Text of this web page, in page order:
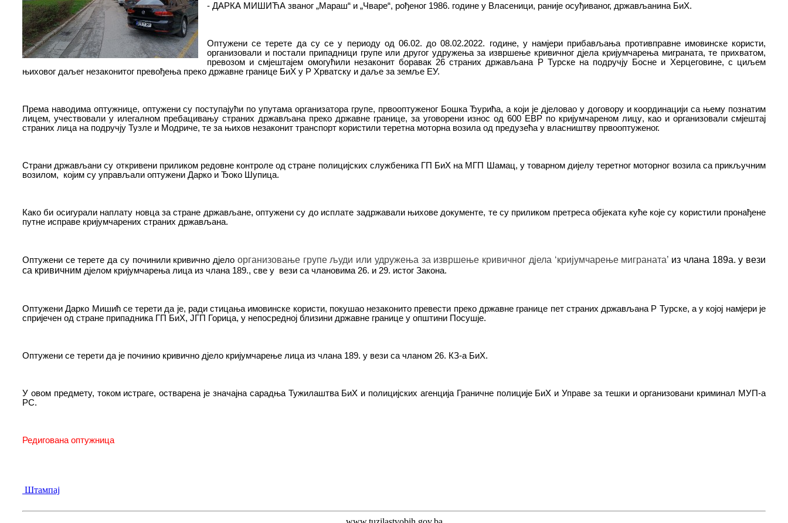
- ДАРКА МИШИЋА званог „Мараш“ и „Чваре“, рођеног 1986. године у Власеници, раније осуђиваног, држављанина БиХ.
Оптужени се терете да су се у периоду од 06.02. до 08.02.2022. године, у намјери прибављања противправне имовинске користи,
организовали и постали припадници групе или другог удружења за извршење кривичног дјела кријумчарења миграната, те прихватом,
превозом и смјештајем омогућили незаконит боравак 26 страних држављана Р Турске на подручју Босне и Херцеговине, с циљем
њиховог даљег незаконитог превођења преко државне границе БиХ у Р Хрватску и даље за земље ЕУ.
Према наводима оптужнице, оптужени су поступајући по упутама организатора групе, првооптуженог Бошка Ђурића, а који је дјеловао у договору и координацији са њему познатим
лицем, учествовали у илегалном пребацивању страних држављана преко државне границе, за уговорени износ од 600 ЕВР по кријумчареном лицу, као и организовали смјештај
страних лица на подручју Тузле и Модриче, те за њихов незаконит транспорт користили теретна моторна возила од предузећа у власништву првооптуженог.
Страни држављани су откривени приликом редовне контроле од стране полицијских службеника ГП БиХ на МГП Шамац, у товарном дијелу теретног моторног возила са прикључним
возилом, којим су управљали оптужени Дарко и Ђоко Шупица.
Како би осигурали наплату новца за стране држављане, оптужени су до исплате задржавали њихове документе, те су приликом претреса објеката куће које су користили пронађене
путне исправе кријумчарених страних држављана.
Оптужени се терете да су починили кривично дјело организовање групе људи или удружења за извршење кривичног дјела ‘кријумчарење миграната’ из члана 189а. у вези
са кривичним дјелом кријумчарења лица из члана 189., све у вези са члановима 26. и 29. истог Закона.
Оптужени Дарко Мишић се терети да је, ради стицања имовинске користи, покушао незаконито превести преко државне границе пет страних држављана Р Турске, а у којој намјери је
спријечен од стране припадника ГП БиХ, ЈГП Горица, у непосредној близини државне границе у општини Посушје.
Оптужени се терети да је починио кривично дјело кријумчарење лица из члана 189. у вези са чланом 26. КЗ-а БиХ.
У овом предмету, током истраге, остварена је значајна сарадња Тужилаштва БиХ и полицијских агенција Граничне полиције БиХ и Управе за тешки и организовани криминал МУП-а
РС.
Редигована оптужница
Штампај